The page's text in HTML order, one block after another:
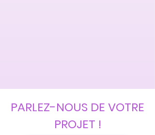
PARLEZ-NOUS DE VOTRE
PROJET !